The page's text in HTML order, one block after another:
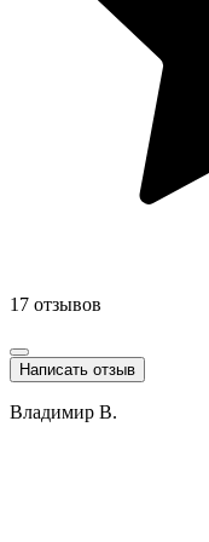
17 отзывов
Написать отзыв
Владимир В.